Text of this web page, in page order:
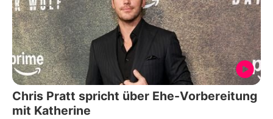
Chris Pratt spricht über Ehe-Vorbereitung
mit Katherine